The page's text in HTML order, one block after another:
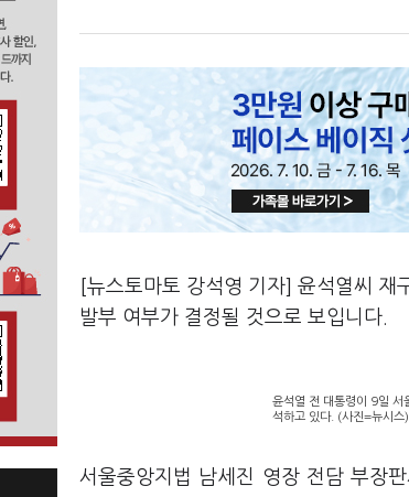
[뉴스토마토 강석영 기자] 윤석열씨
발부 여부가 결정될 것으로 보입니다.
윤석열 전 대통령이 9일 서
석하고 있다. (사진=뉴시스)
서울중앙지법 남세진 영장 전담 부장